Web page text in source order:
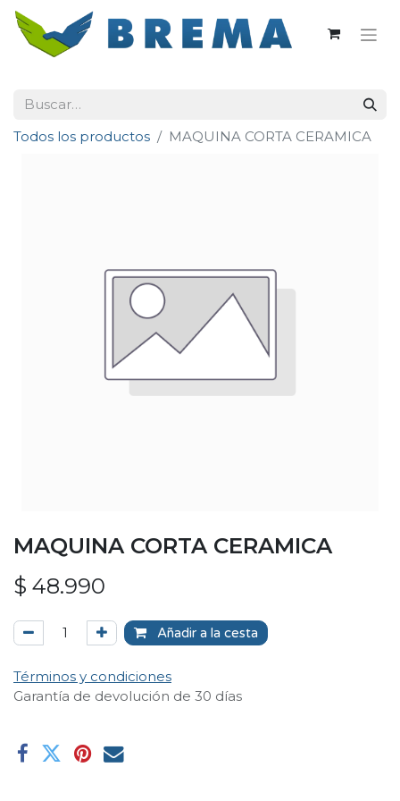
Todos los productos MAQUINA CORTA CERAMICA
MAQUINA CORTA CERAMICA
$ 48.990
Añadir a la cesta
Términos y condiciones
Garantía de devolución de 30 días